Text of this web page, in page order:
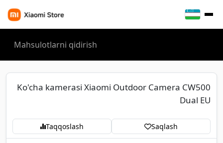
Ko'cha kamerasi Xiaomi Outdoor Camera CW500
Dual EU
Taqqoslash Saqlash